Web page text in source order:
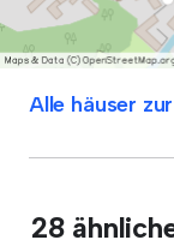
Alle häuser
28